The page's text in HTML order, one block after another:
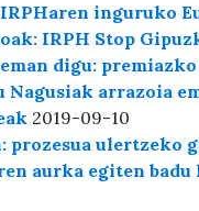
inguruko
IRPH Stop
digu:
arrazoia
2019-09-10
prozesua ulertzeko
aurka egiten